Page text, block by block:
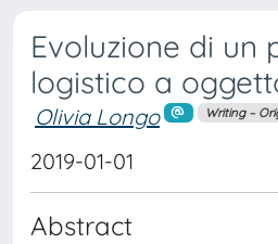
Evoluzione di
logistico a
Olivia Longo Writing –
2019-01-01
Abstract